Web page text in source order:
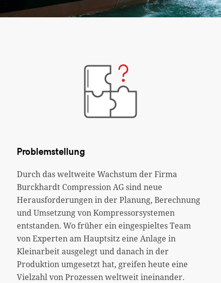
Problemstellung
Durch das weltweite Wachstum der Firma
Burckhardt Compression AG sind neue
Herausforderungen in der Planung, Berechnung
und Umsetzung von Kompressorsystemen
entstanden. Wo früher ein eingespieltes Team
von Experten am Hauptsitz eine Anlage in
Kleinarbeit ausgelegt und danach in der
Produktion umgesetzt hat, greifen heute eine
Vielzahl von Prozessen weltweit ineinander.